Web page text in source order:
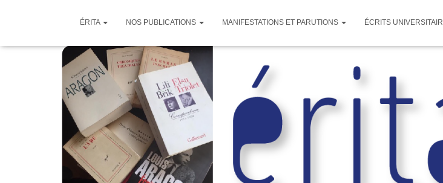
ÉRITA NOS PUBLICATIONS MANIFESTATIONS ET PARUTIONS ÉCRITS